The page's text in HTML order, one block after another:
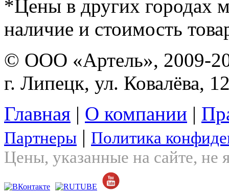
*Цены в других городах
наличие и стоимость
© ООО «Артель», 2009-
г. Липецк, ул. Ковалёва,
Главная | О компании |
Партнеры | Политика
Цены, указанные на сайте, не